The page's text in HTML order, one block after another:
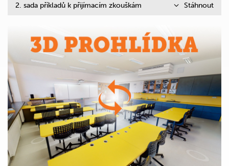
2. sada příkladů k přijímacím zkouškám Stáhnout